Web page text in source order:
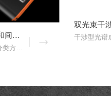
直接型光谱成像仪和间接型光谱成像仪区别
高光谱成像仪有多种分类方式，按照重构理论分类，可以分为直接型光谱成像仪和间接型光谱成像仪。那么，直接型光谱成像仪和间接型光谱成像仪什么区别？下文对直接型光谱成像..